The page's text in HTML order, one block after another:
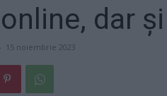
dar
- 15 noiembrie 2023